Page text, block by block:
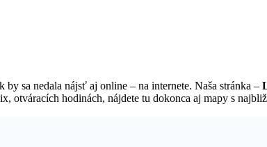
sa nedala nájsť aj online – na internete. Naša stránka –
hodinách, nájdete tu dokonca aj mapy s